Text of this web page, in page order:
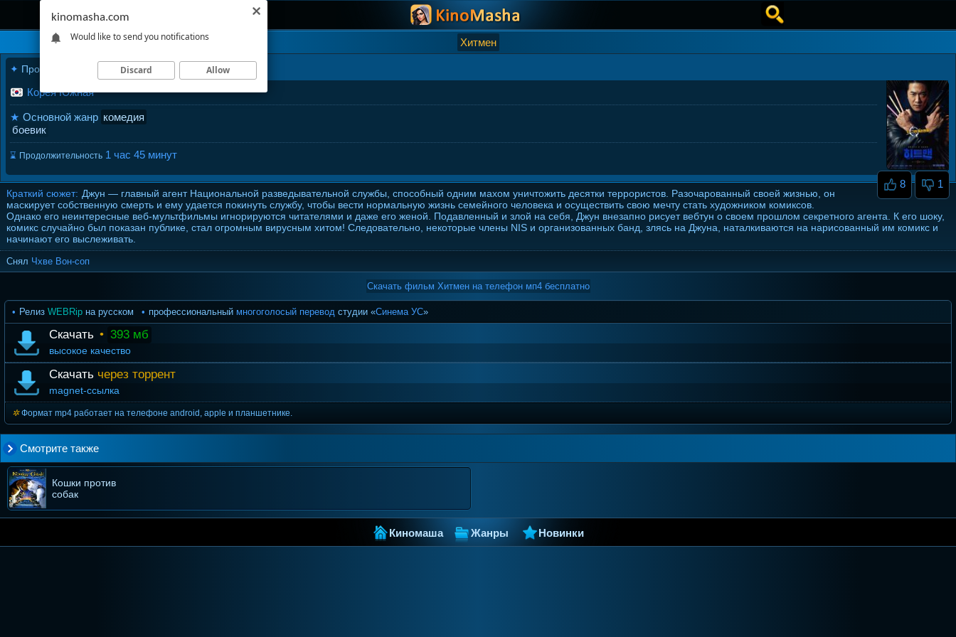
Хитмен
✦ Производство года Hitman: Agent Jun
8 1
Корея Южная
★ Основной жанр комедия
боевик
⌛ Продолжительность 1 час 45 минут
Краткий сюжет: Джун — главный агент Национальной разведывательной службы, способный одним махом уничтожить десятки террористов. Разочарованный своей жизнью, он
маскирует собственную смерть и ему удается покинуть службу, чтобы вести нормальную жизнь семейного человека и осуществить свою мечту стать художником комиксов.
Однако его неинтересные веб-мультфильмы игнорируются читателями и даже его женой. Подавленный и злой на себя, Джун внезапно рисует вебтун о своем прошлом секретного агента. К его шоку,
комикс случайно был показан публике, стал огромным вирусным хитом! Следовательно, некоторые члены NIS и организованных банд, злясь на Джуна, наталкиваются на нарисованный им комикс и
начинают его выслеживать.
Снял Чхве Вон-соп
Скачать фильм Хитмен на телефон мп4 бесплатно
Релиз WEBRip на русском профессиональный многоголосый перевод студии «Синема УС»
Скачать • 393 мб
высокое качество
Скачать через торрент
magnet-ссылка
Формат mp4 работает на телефоне android, apple и планшетнике.
Смотрите также
Кошки против
собак
Киномаша Жанры Новинки
kinomasha.com
Would like to send you notifications
Discard Allow